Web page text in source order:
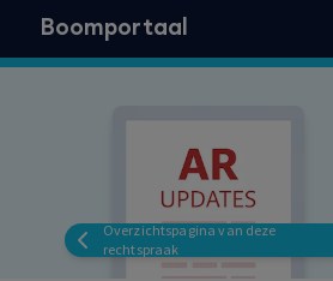
Boomportaal
Overzichtspagina van deze
rechtspraak